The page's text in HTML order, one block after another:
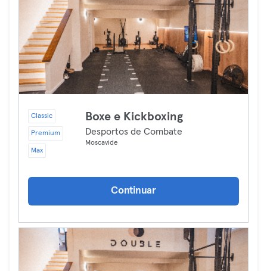
Classic
Premium
Max
Boxe e Kickboxing
Desportos de Combate
Moscavide
Continuar